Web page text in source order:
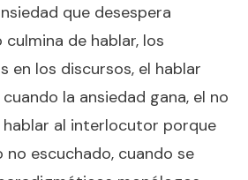
que desespera
de hablar, los
en los discursos, el hablar
la ansiedad gana, el no
al interlocutor porque
escuchado, cuando se